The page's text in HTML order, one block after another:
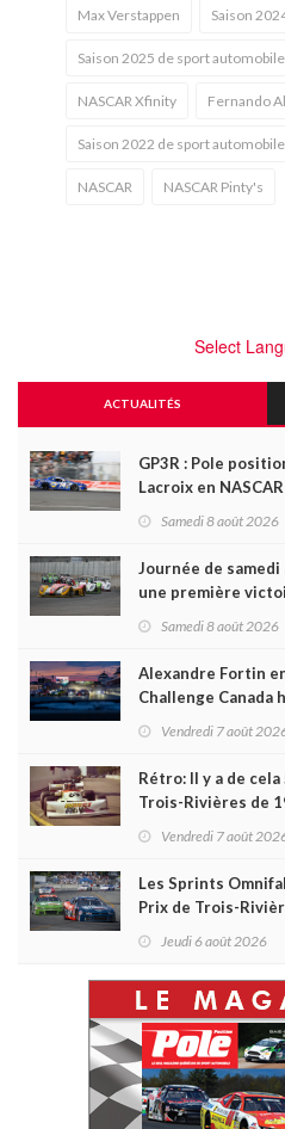
Max Verstappen Saison
Saison 2025 de sport automobile
NASCAR Xfinity Fernando
Saison 2022 de sport automobile
NASCAR NASCAR Pinty's
Select
ACTUALITÉS
GP3R : Pole
Lacroix en
Samedi 8 août 2026
Journée de samedi
une première
Samedi 8 août 2026
Alexandre Fortin
Challenge Canada
Vendredi 7 août
Rétro: Il y a de
Trois-Rivières de
Vendredi 7 août
Les Sprints
Prix de Trois-
Jeudi 6 août 2026